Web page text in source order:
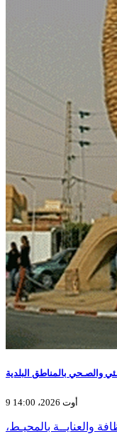
والصـحي بالمناطق البلدية
9 أوت 2026، 14:00
والعنايــة بالمحيـط،